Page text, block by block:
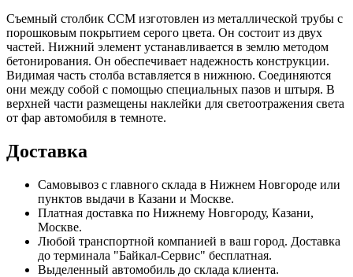
Съемный столбик ССМ изготовлен из металлической трубы с
порошковым покрытием серого цвета. Он состоит из двух
частей. Нижний элемент устанавливается в землю методом
бетонирования. Он обеспечивает надежность конструкции.
Видимая часть столба вставляется в нижнюю. Соединяются
они между собой с помощью специальных пазов и штыря. В
верхней части размещены наклейки для светоотражения света
от фар автомобиля в темноте.
Доставка
Самовывоз с главного склада в Нижнем Новгороде или
пунктов выдачи в Казани и Москве.
Платная доставка по Нижнему Новгороду, Казани,
Москве.
Любой транспортной компанией в ваш город. Доставка
до терминала "Байкал-Сервис" бесплатная.
Выделенный автомобиль до склада клиента.